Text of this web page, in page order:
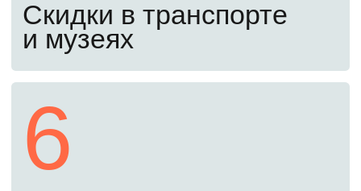
о зачислении.
Пятый шаг
Поздравляем! Вы – студент
МИФИ
Вы справились! Приступайте к занятиям
1 сентября